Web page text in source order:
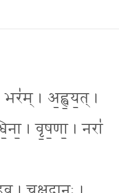
। अ॒ह्व॒य॒त् ।
। वृ॒ष॒णा॒ । नरा॑